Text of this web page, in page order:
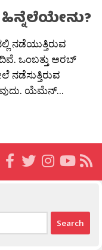
ನಡೆಯುತ್ತಿರುವ
ಒಂಬತ್ತು ಅರಬ್
ನಡೆಸುತ್ತಿರುವ
ಯೆಮೆನ್...